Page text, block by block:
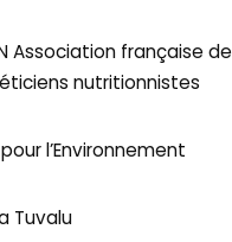
Association française
nutritionnistes
l’Environnement
Tuvalu